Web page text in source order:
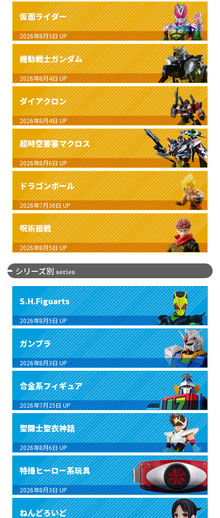
仮面ライダー
2026年8月5日 UP
機動戦士ガンダム
2026年8月4日 UP
ダイアクロン
2026年8月4日 UP
超時空要塞マクロス
2026年8月6日 UP
ドラゴンボール
2026年7月30日 UP
呪術廻戦
2026年8月5日 UP
シリーズ別 series
S.H.Figuarts
2026年8月5日 UP
ガンプラ
2026年8月3日 UP
合金系フィギュア
2026年7月25日 UP
聖闘士聖衣神話
2026年8月6日 UP
特撮ヒーロー系玩具
2026年8月3日 UP
ねんどろいど